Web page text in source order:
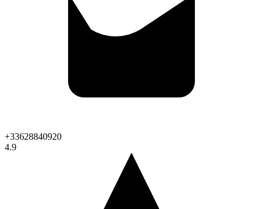
+33628840920
4.9